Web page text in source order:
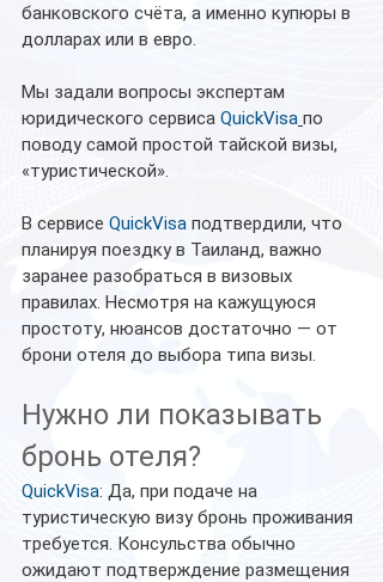
банковского счёта, а именно купюры в
долларах или в евро.
Мы задали вопросы экспертам
юридического сервиса QuickVisa по
поводу самой простой тайской визы,
«туристической».
В сервисе QuickVisa подтвердили, что
планируя поездку в Таиланд, важно
заранее разобраться в визовых
правилах. Несмотря на кажущуюся
простоту, нюансов достаточно — от
брони отеля до выбора типа визы.
Нужно ли показывать
бронь отеля?
QuickVisa: Да, при подаче на
туристическую визу бронь проживания
требуется. Консульства обычно
ожидают подтверждение размещения